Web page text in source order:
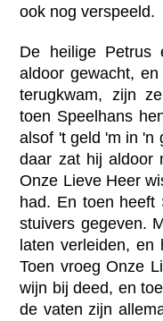
ook nog verspeeld.
De heilige Petrus
aldoor gewacht,
terugkwam, zijn
toen Speelhans
alsof 't geld 'm in 'n
daar zat hij aldoor
Onze Lieve Heer
had. En toen heeft
stuivers gegeven.
laten verleiden,
Toen vroeg Onze
wijn bij deed, en
de vaten zijn